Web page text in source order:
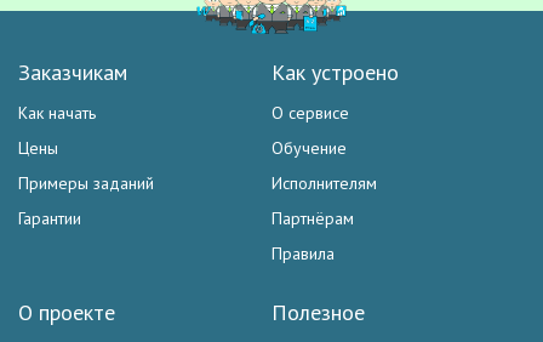
Заказчикам
Как начать
Цены
Примеры заданий
Гарантии
Как устроено
О сервисе
Обучение
Исполнителям
Партнёрам
Правила
Полезное
О проекте